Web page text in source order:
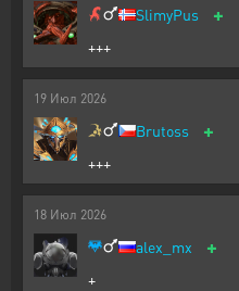
SlimyPus +
+++
19 Июл 2026
Brutoss +
+++
18 Июл 2026
alex_mx +
+